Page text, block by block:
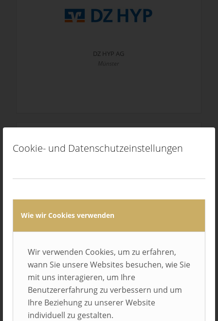
Cookie- und Datenschutzeinstellungen
Wie wir Cookies verwenden
Wir verwenden Cookies, um zu erfahren,
wann Sie unsere Websites besuchen, wie Sie
mit uns interagieren, um Ihre
Benutzererfahrung zu verbessern und um
Ihre Beziehung zu unserer Website
individuell zu gestalten.
DZ HYP AG
Münster
Bielefeld